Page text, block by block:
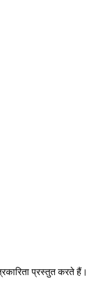
प्रस्तुत करते हैं।